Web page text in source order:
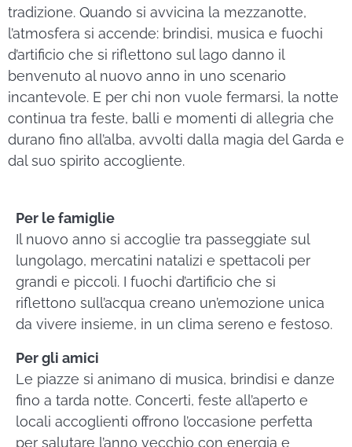
tradizione. Quando si avvicina la mezzanotte,
l’atmosfera si accende: brindisi, musica e fuochi
d’artificio che si riflettono sul lago danno il
benvenuto al nuovo anno in uno scenario
incantevole. E per chi non vuole fermarsi, la notte
continua tra feste, balli e momenti di allegria che
durano fino all’alba, avvolti dalla magia del Garda e
dal suo spirito accogliente.
Per le famiglie
Il nuovo anno si accoglie tra passeggiate sul
lungolago, mercatini natalizi e spettacoli per
grandi e piccoli. I fuochi d’artificio che si
riflettono sull’acqua creano un’emozione unica
da vivere insieme, in un clima sereno e festoso.
Per gli amici
Le piazze si animano di musica, brindisi e danze
fino a tarda notte. Concerti, feste all’aperto e
locali accoglienti offrono l’occasione perfetta
per salutare l’anno vecchio con energia e